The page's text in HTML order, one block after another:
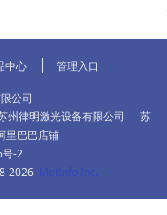
中心 管理入口
公司
州律明激光设备有限公司
苏
里巴巴店铺
-2
2026 MetInfo Inc.